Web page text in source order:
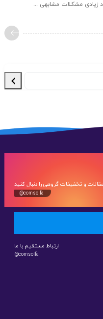
زیادی مشکلات مشابهی ...
مقالات و تخفیفات گروهی را دنبال کنید
@comsolfa
ارتباط مستقیم با ما
@comsolfa